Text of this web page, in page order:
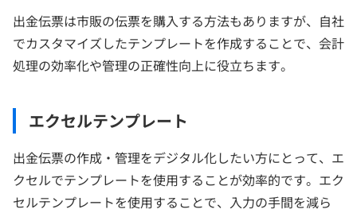
出金伝票は市販の伝票を購入する方法もありますが、自社
でカスタマイズしたテンプレートを作成することで、会計
処理の効率化や管理の正確性向上に役立ちます。
エクセルテンプレート
出金伝票の作成・管理をデジタル化したい方にとって、エ
クセルでテンプレートを使用することが効率的です。エク
セルテンプレートを使用することで、入力の手間を減ら